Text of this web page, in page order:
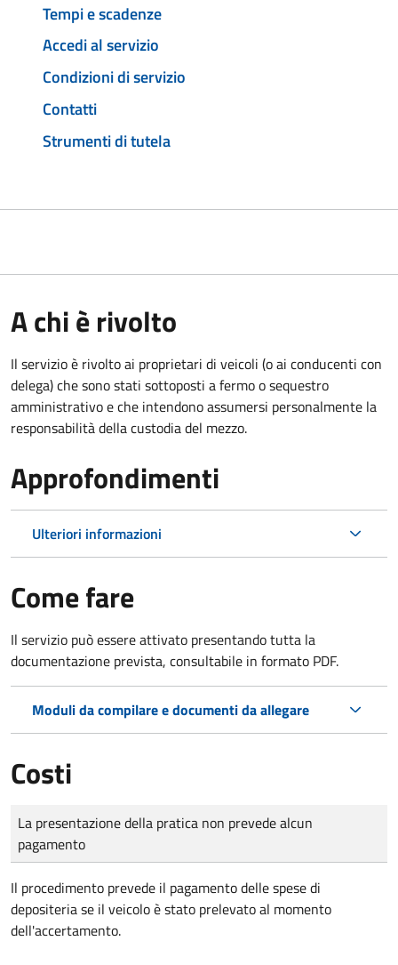
Tempi e scadenze
Accedi al servizio
Condizioni di servizio
Contatti
Strumenti di tutela
A chi è rivolto
Il servizio è rivolto ai proprietari di veicoli (o ai conducenti con
delega) che sono stati sottoposti a fermo o sequestro
amministrativo e che intendono assumersi personalmente la
responsabilità della custodia del mezzo.
Approfondimenti
Ulteriori informazioni
Come fare
Il servizio può essere attivato presentando tutta la
documentazione prevista, consultabile in formato PDF.
Moduli da compilare e documenti da allegare
Costi
Tipo di pagamento
Importo
La presentazione della pratica non prevede alcun
pagamento
Il procedimento prevede il pagamento delle spese di
depositeria se il veicolo è stato prelevato al momento
dell'accertamento.